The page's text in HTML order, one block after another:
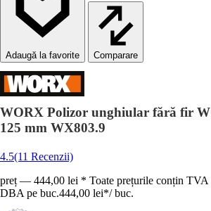
Comparare
WORX Polizor unghiular fără fir
125 mm WX803.9
4.5(11 Recenzii)
preț — 444,00 lei * Toate prețurile conțin TVA
DBA pe buc.444,00 lei*/ buc.